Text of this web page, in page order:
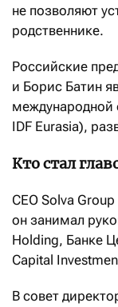
не позволяют
родственнике.
Российские
и Борис Батин
международной
IDF Eurasia),
Кто стал
CEO Solva
он занимал
Holding, Банке
Capital
В совет